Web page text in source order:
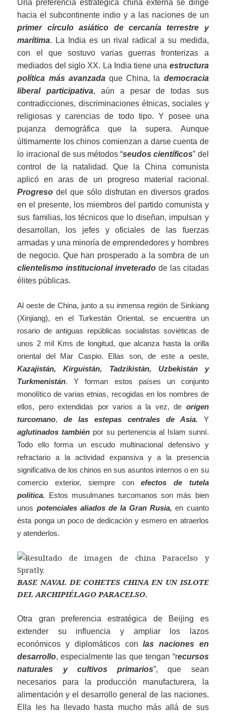
Una preferencia estratégica china externa se dirige
hacia el subcontinente indio y a las naciones de un
primer círculo asiático de cercaníaterrestre y
marítima. La India es un rival radical a su medida,
con el que sostuvo varias guerras fronterizas a
mediados del siglo XX. La India tiene una estructura
política más avanzadaque China, la democracia
liberal participativa, aún a pesar de todas sus
contradicciones, discriminaciones étnicas, sociales y
religiosas y carencias de todo tipo. Y posee una
pujanza demográfica que la supera. Aunque
últimamente los chinos comienzan a darse cuenta de
lo irracional de sus métodos “seudos científicos” del
control de la natalidad. Que la China comunista
aplicó en aras de un progreso material racional.
Progreso del que sólo disfrutan en diversos grados
en el presente, los miembros del partido comunista y
sus familias, los técnicos que lo diseñan, impulsan y
desarrollan, los jefes y oficiales de las fuerzas
armadas y una minoría de emprendedores y hombres
de negocio. Que han prosperado a la sombra de un
clientelismo institucional inveterado de las citadas
élites públicas.
Al oeste de China, junto a su inmensa región de Sinkiang
(Xinjiang), en el Turkestán Oriental, se encuentra un
rosario de antiguas repúblicas socialistas soviéticas de
unos 2 mil Kms de longitud, que alcanza hasta la orilla
oriental del Mar Caspio. Ellas son, de este a oeste,
Kazajistán, Kirguistán, Tadzikistán, Uzbekistán y
Turkmenistán. Y forman estos países un conjunto
monolítico de varias etnias, recogidas en los nombres de
ellos, pero extendidas por varios a la vez, de origen
turcomano,de las estepas centrales de Asia. Y
aglutinados también por su pertenencia al Islam sunní.
Todo ello forma un escudo multinacional defensivo y
refractario a la actividad expansiva y a la presencia
significativa de los chinos en sus asuntos internos o en su
comercio exterior, siempre conefectos de tutela
política. Estos musulmanes turcomanos son más bien
unos potenciales aliados de la Gran Rusia, en cuanto
ésta ponga un poco de dedicación y esmero en atraerlos
y atenderlos.
BASE NAVAL DE COHETES CHINA EN UN ISLOTE
DEL ARCHIPIÉLAGO PARACELSO.
Otra gran preferencia estratégica de Beijing es
extender su influencia y ampliar los lazos
económicos y diplomáticos conlas naciones en
desarrollo, especialmente las que tengan “recursos
naturales y cultivos primarios”, que sean
necesarios para la producción manufacturera, la
alimentación y el desarrollo general de las naciones.
Ella les ha llevado hasta mucho más allá de sus